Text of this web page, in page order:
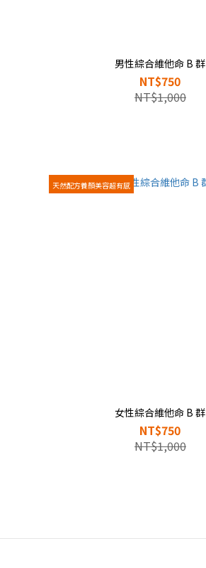
男性綜合維他命 B 群
NT$750
NT$1,000
天然配方養顏美容超有感
女性綜合維他命 B 群
NT$750
NT$1,000